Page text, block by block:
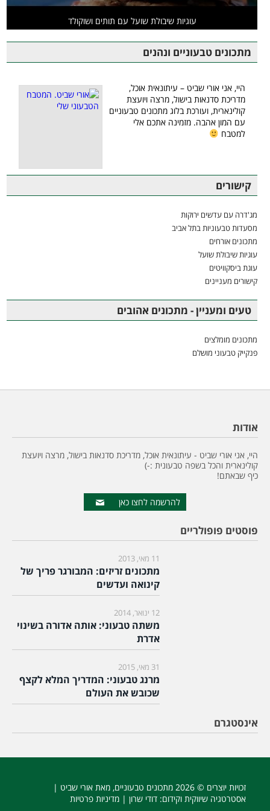
עוגיות שיבולת שועל עם תותים ושוקולד
מתכונים טבעוניים ונהנים
היי, אני אורי שביט – עיתונאית אוכל,
מדריכת סדנאות בישול, מרצה ויועצת
קולינארית, ועורכת בלוג מתכונים טבעוניים
עם המון אהבה. מזמינה אתכם אלי
למטבח
קישורים
מג'דרה עם עדשים ירוקות
מסעדות טבעוניות בתל אביב
מתכונים אורחים
עוגיות שיבולת שועל
עוגת ביסקוויטים
קישורים מעניינים
טעים ומעניין - מתכונים אהובים
מתכונים מומלצים
פנקייק טבעוני מושלם
אודות
היי, אני אורי שביט - עיתונאית אוכל, מדריכת סדנאות בישול, מרצה ויועצת
קולינארית והכל בשפה טבעונית :-)
כיף שבאתם!
להרשמה לחצו כאן
פוסטים פופולריים
11 מאי, 2013
מתכונים זריזים: המבורגר פריך של
קינואה ועדשים
12 ינואר, 2014
משתה טבעוני: אותה אדורה בשינוי
אדרת
31 מאי, 2015
מרנג טבעוני: המדריך המלא לקצף
שכובש את העולם
אינסטגרם
זכויות יוצרים © 2026 מתכונים טבעוניים, מאת אורי שביט |
אסטרטגיה שיווקית וקידום: דודי שרון | מדיניות פרטיות